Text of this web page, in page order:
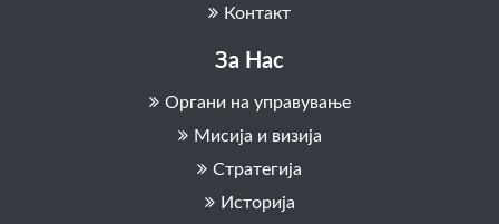
Контакт
За Нас
Органи на управување
Мисија и визија
Стратегија
Историја